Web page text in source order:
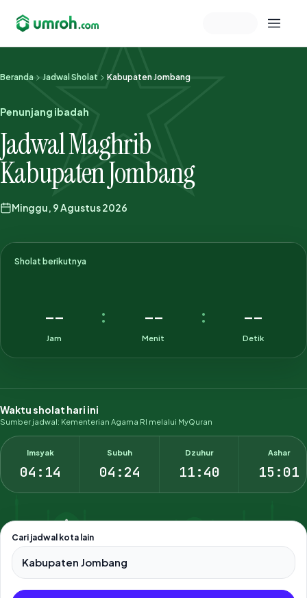
Memeriksa sesi akun
Beranda Jadwal Sholat Kabupaten Jombang
Penunjang ibadah
Jadwal Maghrib
Kabupaten Jombang
Minggu, 9 Agustus 2026
Sholat berikutnya
--
Jam
: --
Menit
: --
Detik
Waktu sholat hari ini
Sumber jadwal: Kementerian Agama RI melalui MyQuran
Imsyak
04:14
Subuh
04:24
Dzuhur
11:40
Ashar
15:01
Cari jadwal kota lain
Pilih salah satu dari 500+ kota dan kabupaten di Indonesia.